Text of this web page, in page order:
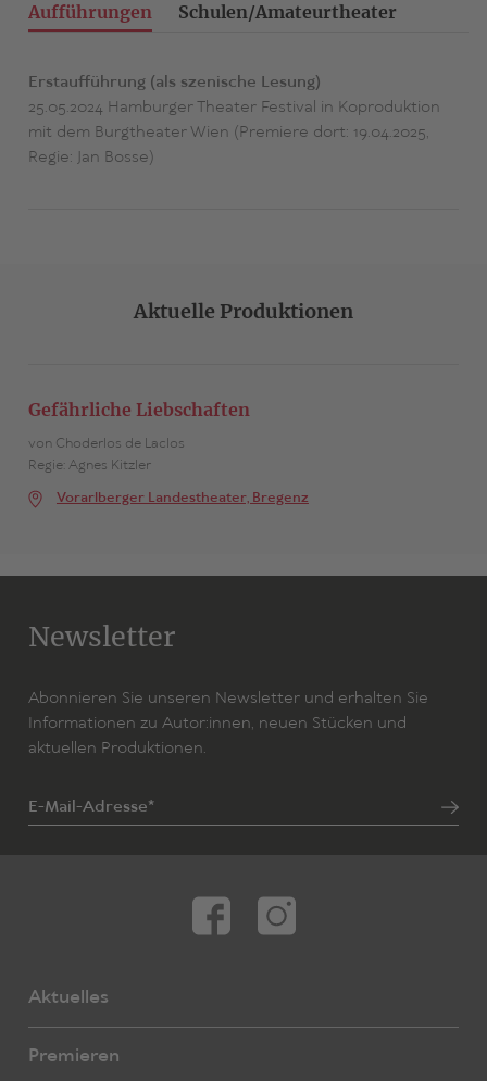
Aufführungen Schulen/Amateurtheater
Erstaufführung (als szenische Lesung)
25.05.2024 Hamburger Theater Festival in Koproduktion
mit dem Burgtheater Wien (Premiere dort: 19.04.2025,
Regie: Jan Bosse)
Aktuelle Produktionen
Gefährliche Liebschaften
von Choderlos de Laclos
Regie: Agnes Kitzler
Vorarlberger Landestheater, Bregenz
Newsletter
Abonnieren Sie unseren Newsletter und erhalten Sie
Informationen zu Autor:innen, neuen Stücken und
aktuellen Produktionen.
E-Mail-Adresse*
Aktuelles
Premieren